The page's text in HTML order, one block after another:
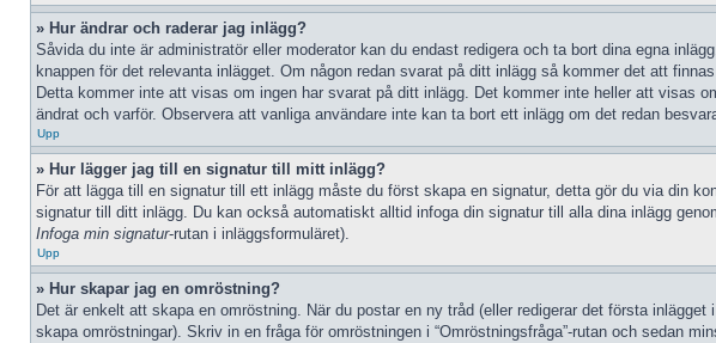
» Hur ändrar och raderar jag inlägg?
Såvida du inte är administratör eller moderator kan du endast redigera och ta bort dina egna
knappen för det relevanta inlägget. Om någon redan svarat på ditt inlägg så kommer det att
Detta kommer inte att visas om ingen har svarat på ditt inlägg. Det kommer inte heller att visas
ändrat och varför. Observera att vanliga användare inte kan ta bort ett inlägg om det redan
Upp
» Hur lägger jag till en signatur till mitt inlägg?
För att lägga till en signatur till ett inlägg måste du först skapa en signatur, detta gör du via din
signatur till ditt inlägg. Du kan också automatiskt alltid infoga din signatur till alla dina inlägg
Infoga min signatur-rutan i inläggsformuläret).
Upp
» Hur skapar jag en omröstning?
Det är enkelt att skapa en omröstning. När du postar en ny tråd (eller redigerar det första
skapa omröstningar). Skriv in en fråga för omröstningen i “Omröstningsfråga”-rutan och sedan